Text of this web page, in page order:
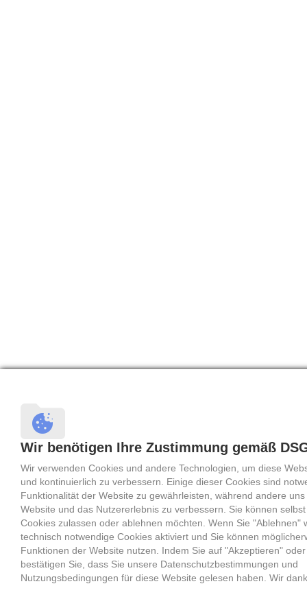
Wir benötigen Ihre Zustimmung gemäß
Wir verwenden Cookies und andere Technologien, um diese
und kontinuierlich zu verbessern. Einige dieser Cookies sind
Funktionalität der Website zu gewährleisten, während andere
Website und das Nutzererlebnis zu verbessern. Sie können
Cookies zulassen oder ablehnen möchten. Wenn Sie "Ablehnen"
technisch notwendige Cookies aktiviert und Sie können
Funktionen der Website nutzen. Indem Sie auf "Akzeptieren"
bestätigen Sie, dass Sie unsere Datenschutzbestimmungen und
Nutzungsbedingungen für diese Website gelesen haben. Wir